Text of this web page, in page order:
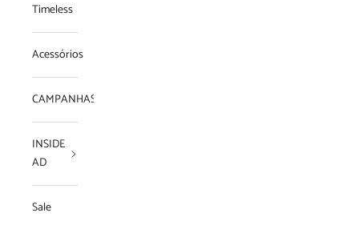
Timeless
Acessórios
CAMPANHAS
INSIDE
AD
Sale